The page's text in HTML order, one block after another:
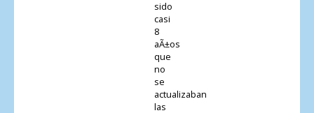
sido
casi
8
aÃ±os
que
no
se
actualizaban
las